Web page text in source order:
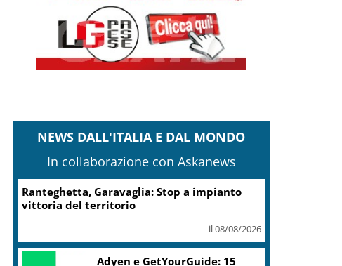
NEWS DALL'ITALIA E DAL MONDO
In collaborazione con Askanews
Turismo, Osservatorio
Telepass: +20% di interesse
il 07/08/2026